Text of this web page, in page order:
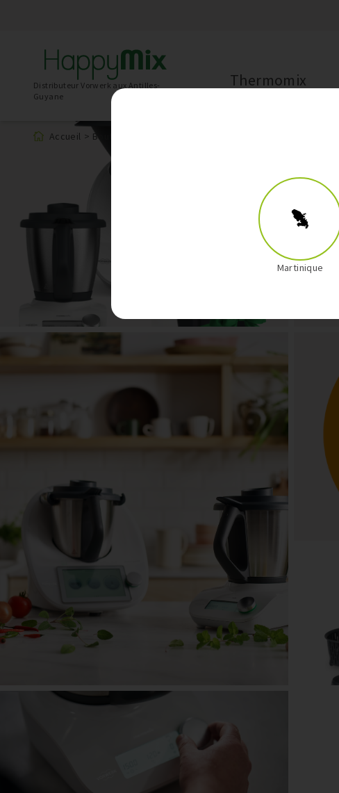
Distributeur Vorwerk aux Antilles-
Guyane
Thermomix
Accueil > Boutique
Martinique